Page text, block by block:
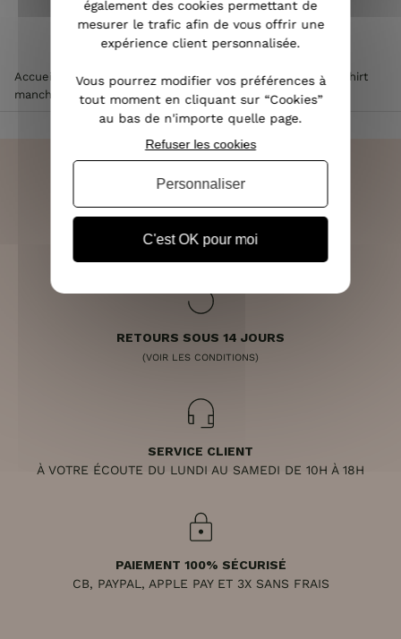
Accueil Vêtements femme >Tee Shirt / Top femme >
T-shirt
manches courtes femme >T-Shirt noir Sauvage doré
OFFERTE DÈS 70€
RETOURS SOUS 14 JOURS
(VOIR LES CONDITIONS)
SERVICE CLIENT
À VOTRE ÉCOUTE DU LUNDI AU SAMEDI DE 10H À 18H
PAIEMENT 100% SÉCURISÉ
CB, PAYPAL, APPLE PAY ET 3X SANS FRAIS
également des cookies permettant de
mesurer le trafic afin de vous offrir une
expérience client personnalisée.
Vous pourrez modifier vos préférences à
tout moment en cliquant sur “Cookies”
au bas de n'importe quelle page.
C'est OK pour moi
Refuser les cookies
Personnaliser